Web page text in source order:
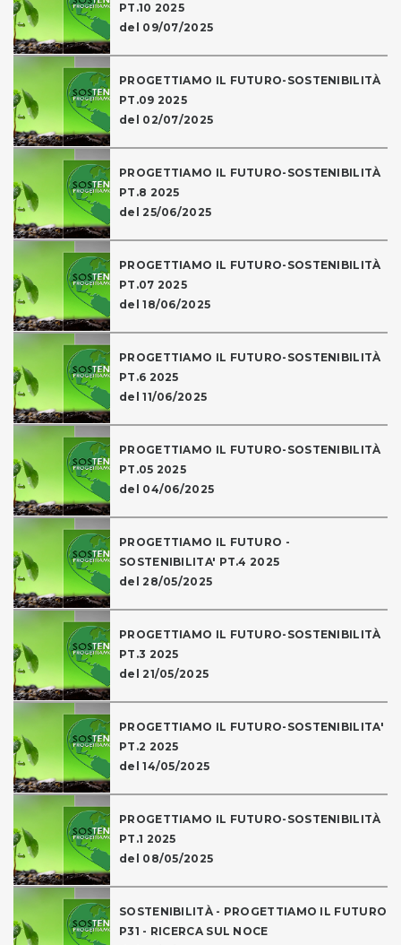
PT.10 2025
del 09/07/2025
PROGETTIAMO IL FUTURO-SOSTENIBILITÀ
PT.09 2025
del 02/07/2025
PROGETTIAMO IL FUTURO-SOSTENIBILITÀ
PT.8 2025
del 25/06/2025
PROGETTIAMO IL FUTURO-SOSTENIBILITÀ
PT.07 2025
del 18/06/2025
PROGETTIAMO IL FUTURO-SOSTENIBILITÀ
PT.6 2025
del 11/06/2025
PROGETTIAMO IL FUTURO-SOSTENIBILITÀ
PT.05 2025
del 04/06/2025
PROGETTIAMO IL FUTURO -
SOSTENIBILITA' PT.4 2025
del 28/05/2025
PROGETTIAMO IL FUTURO-SOSTENIBILITÀ
PT.3 2025
del 21/05/2025
PROGETTIAMO IL FUTURO-SOSTENIBILITA'
PT.2 2025
del 14/05/2025
PROGETTIAMO IL FUTURO-SOSTENIBILITÀ
PT.1 2025
del 08/05/2025
SOSTENIBILITÀ - PROGETTIAMO IL FUTURO
P31 - RICERCA SUL NOCE